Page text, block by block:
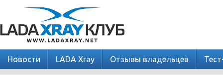
Новости LADA Xray Отзывы владельцев